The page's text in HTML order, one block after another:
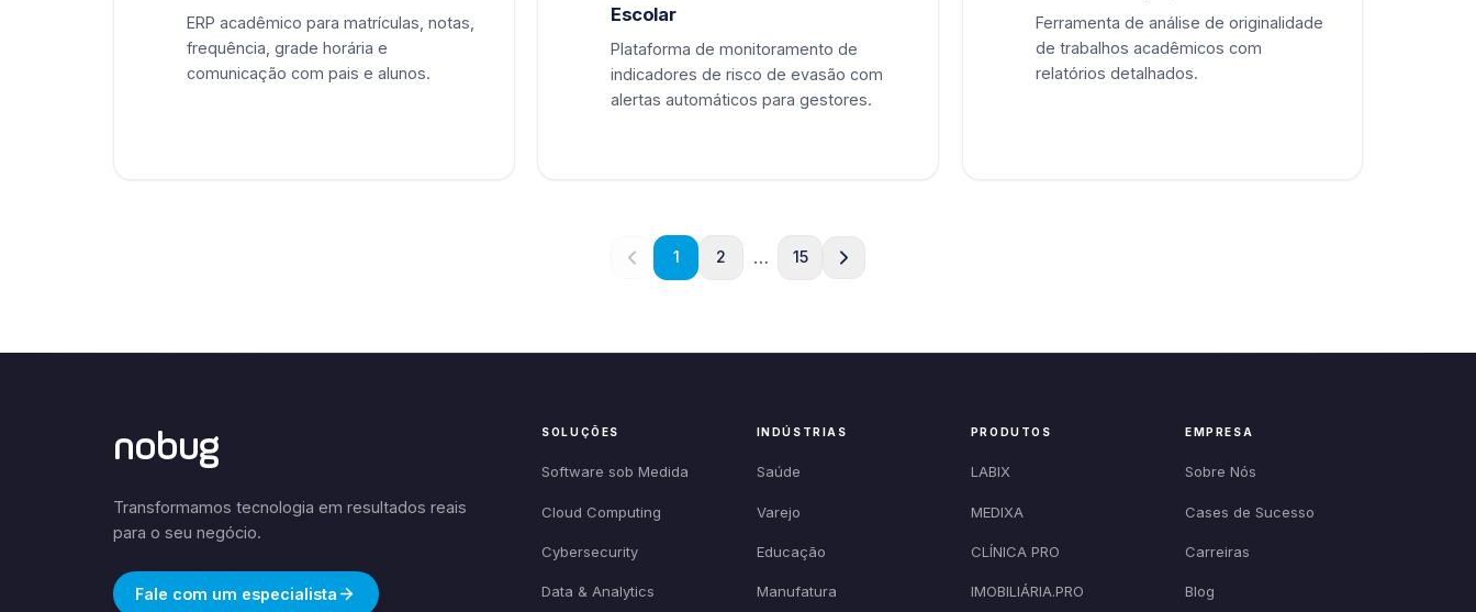
ERP acadêmico para matrículas, notas,
frequência, grade horária e
comunicação com pais e alunos.
Escolar
Plataforma de monitoramento de
indicadores de risco de evasão com
alertas automáticos para gestores.
Ferramenta de análise de originalidade
de trabalhos acadêmicos com
relatórios detalhados.
1 2 … 15
nobug
Transformamos tecnologia em resultados reais
para o seu negócio.
Fale com um especialista
SOLUÇÕES
Software sob Medida
Cloud Computing
Cybersecurity
Data & Analytics
INDÚSTRIAS
Saúde
Varejo
Educação
Manufatura
PRODUTOS
LABIX
MEDIXA
CLÍNICA PRO
IMOBILIÁRIA.PRO
EMPRESA
Sobre Nós
Cases de Sucesso
Carreiras
Blog